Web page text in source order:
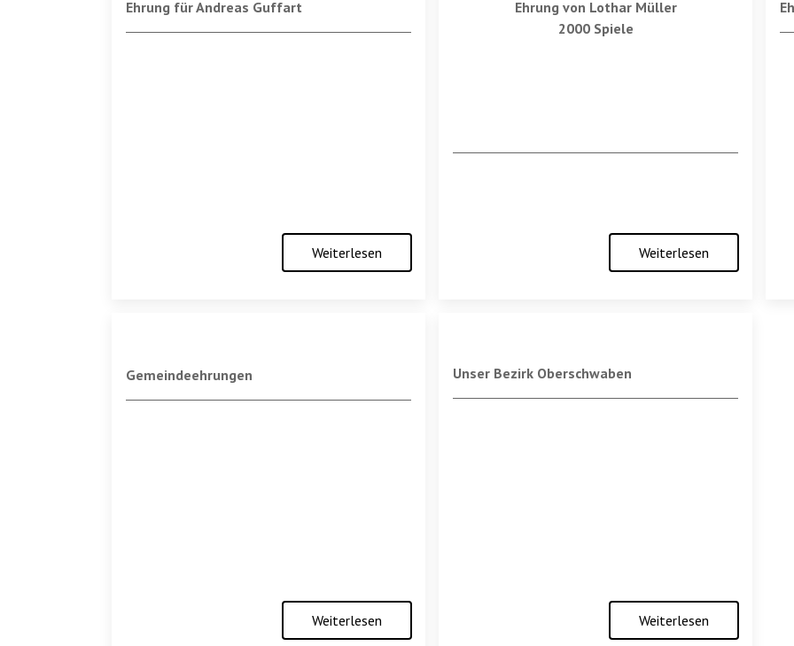
Ehrung für Andreas Guffart
Weiterlesen
Ehrung von Lothar Müller
2000 Spiele
Weiterlesen
Gemeindeehrungen
Weiterlesen
Unser Bezirk Oberschwaben
Weiterlesen